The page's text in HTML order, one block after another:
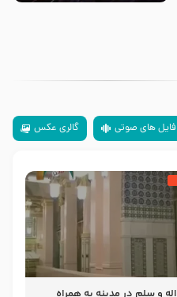
فایل های صوتی گالری عکس
و سلم در مدینه به همراه